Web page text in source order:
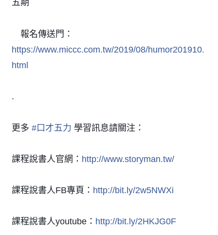
五期
👉報名傳送門：
https://www.miccc.com.tw/2019/08/humor201910.
html
.
更多 #口才五力 學習訊息請關注：
課程說書人官網： http://www.storyman.tw/
課程說書人FB專頁： http://bit.ly/2w5NWXi
課程說書人youtube： http://bit.ly/2HKJG0F